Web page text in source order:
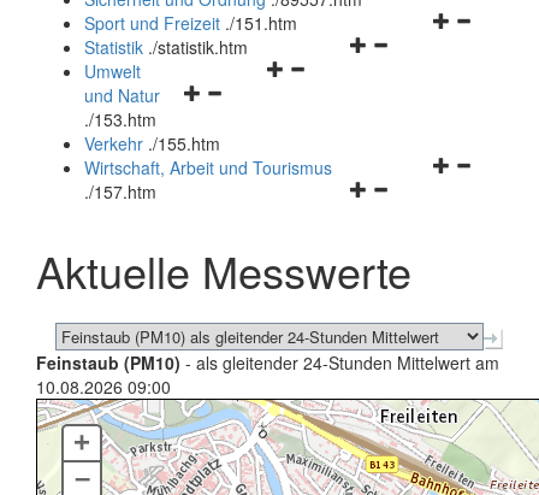
Navigationsmenü
Sport und Freizeit ./151.htm
Navigationsmenü
Statistik ./statistik.htm
Navigationsmenü
und
schließen
Umwelt
und Natur
./153.htm
Verkehr ./155.htm
Navigationsmenü
schließen
Wirtschaft, Arbeit und Tourismus
./157.htm
Aktuelle Messwerte
Feinstaub (PM10) - als gleitender 24-Stunden Mittelwert am
10.08.2026 09:00
+
–